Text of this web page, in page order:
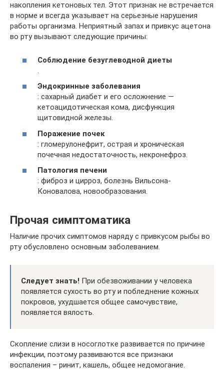
накопления кетоновых тел. Этот признак не встречается
в норме и всегда указывает на серьезные нарушения
работы организма. Неприятный запах и привкус ацетона
во рту вызывают следующие причины:
Соблюдение безуглеводной диеты
.
Эндокринные заболевания
: сахарный диабет и его осложнение —
кетоацидотическая кома, дисфункция
щитовидной железы.
Поражение почек
: гломерулонефрит, острая и хроническая
почечная недостаточность, некронефроз.
Патология печени
: фиброз и цирроз, болезнь Вильсона-
Коновалова, новообразования.
Прочая симптоматика
Наличие прочих симптомов наряду с привкусом рыбы во
рту обусловлено основным заболеванием.
Следует знать! При обезвоживании у человека
появляется сухость во рту и побледнение кожных
покровов, ухудшается общее самочувствие,
появляется вялость.
Скопление слизи в носоглотке развивается по причине
инфекции, поэтому развиваются все признаки
воспаления – ринит, кашель, общее недомогание.